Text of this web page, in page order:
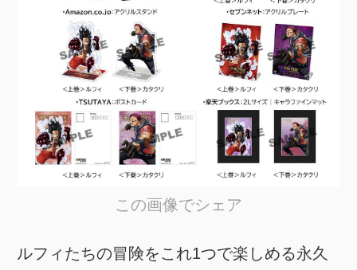
この画像でシェア
ルフィたちの冒険をこれ1つで楽しめる永久